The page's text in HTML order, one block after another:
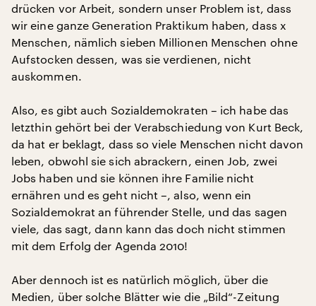
drücken vor Arbeit, sondern unser Problem ist, dass
wir eine ganze Generation Praktikum haben, dass x
Menschen, nämlich sieben Millionen Menschen ohne
Aufstocken dessen, was sie verdienen, nicht
auskommen.
Also, es gibt auch Sozialdemokraten – ich habe das
letzthin gehört bei der Verabschiedung von Kurt Beck,
da hat er beklagt, dass so viele Menschen nicht davon
leben, obwohl sie sich abrackern, einen Job, zwei
Jobs haben und sie können ihre Familie nicht
ernähren und es geht nicht –, also, wenn ein
Sozialdemokrat an führender Stelle, und das sagen
viele, das sagt, dann kann das doch nicht stimmen
mit dem Erfolg der Agenda 2010!
Aber dennoch ist es natürlich möglich, über die
Medien, über solche Blätter wie die „Bild“-Zeitung